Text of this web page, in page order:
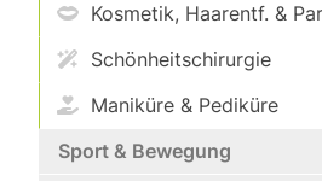
Kosmetik, Haarentf. &
Schönheitschirurgie
Maniküre & Pediküre
Sport & Bewegung